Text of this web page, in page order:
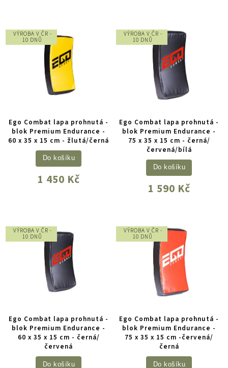
VÝROBA V ČR -
10 DNŮ
Ego Combat lapa prohnutá -
blok Premium Endurance -
60 x 35 x 15 cm - žlutá/černá
1 450 Kč
Do košíku
VÝROBA V ČR -
10 DNŮ
Ego Combat lapa prohnutá -
blok Premium Endurance -
75 x 35 x 15 cm - černá/
červená/bílá
1 590 Kč
Do košíku
VÝROBA V ČR -
10 DNŮ
Ego Combat lapa prohnutá -
blok Premium Endurance -
60 x 35 x 15 cm - černá/
červená
Do košíku
VÝROBA V ČR -
10 DNŮ
Ego Combat lapa prohnutá -
blok Premium Endurance -
75 x 35 x 15 cm -červená/
černá
Do košíku